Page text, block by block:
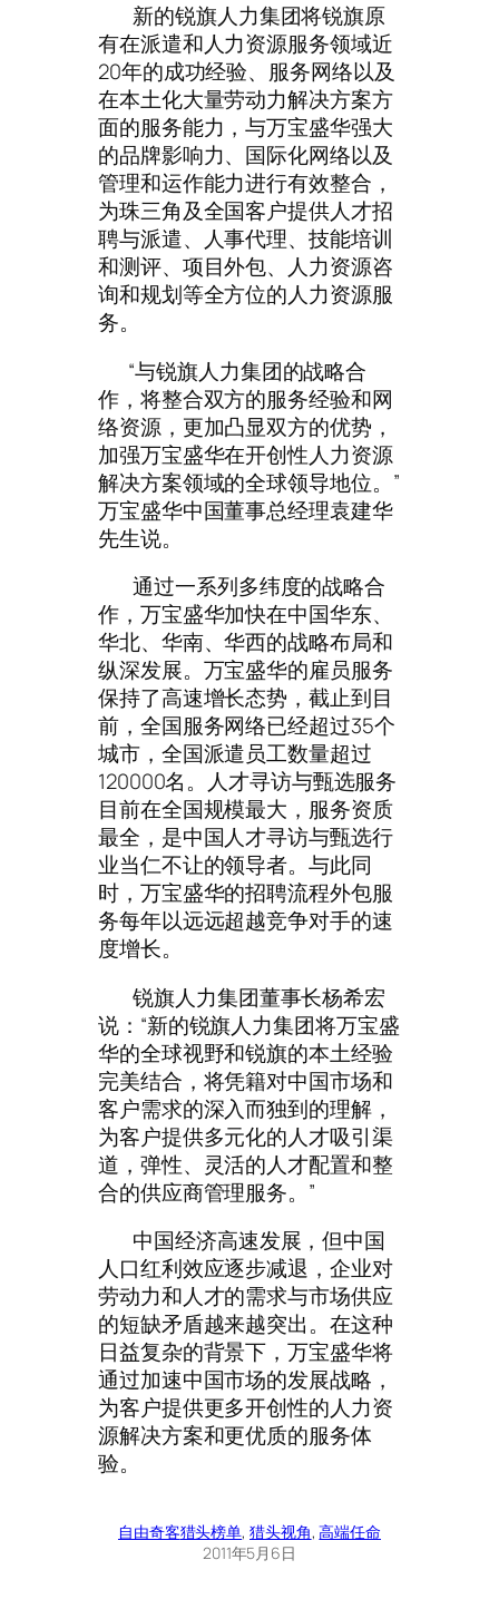
新的锐旗人力集团将锐旗原
有在派遣和人力资源服务领域近
20年的成功经验、服务网络以及
在本土化大量劳动力解决方案方
面的服务能力，与万宝盛华强大
的品牌影响力、国际化网络以及
管理和运作能力进行有效整合，
为珠三角及全国客户提供人才招
聘与派遣、人事代理、技能培训
和测评、项目外包、人力资源咨
询和规划等全方位的人力资源服
务。
“与锐旗人力集团的战略合
作，将整合双方的服务经验和网
络资源，更加凸显双方的优势，
加强万宝盛华在开创性人力资源
解决方案领域的全球领导地位。”
万宝盛华中国董事总经理袁建华
先生说。
通过一系列多纬度的战略合
作，万宝盛华加快在中国华东、
华北、华南、华西的战略布局和
纵深发展。万宝盛华的雇员服务
保持了高速增长态势，截止到目
前，全国服务网络已经超过35个
城市，全国派遣员工数量超过
120000名。人才寻访与甄选服务
目前在全国规模最大，服务资质
最全，是中国人才寻访与甄选行
业当仁不让的领导者。与此同
时，万宝盛华的招聘流程外包服
务每年以远远超越竞争对手的速
度增长。
锐旗人力集团董事长杨希宏
说：“新的锐旗人力集团将万宝盛
华的全球视野和锐旗的本土经验
完美结合，将凭籍对中国市场和
客户需求的深入而独到的理解，
为客户提供多元化的人才吸引渠
道，弹性、灵活的人才配置和整
合的供应商管理服务。”
中国经济高速发展，但中国
人口红利效应逐步减退，企业对
劳动力和人才的需求与市场供应
的短缺矛盾越来越突出。在这种
日益复杂的背景下，万宝盛华将
通过加速中国市场的发展战略，
为客户提供更多开创性的人力资
源解决方案和更优质的服务体
验。
自由奇客猎头榜单, 猎头视角, 高端任命
2011年5月6日